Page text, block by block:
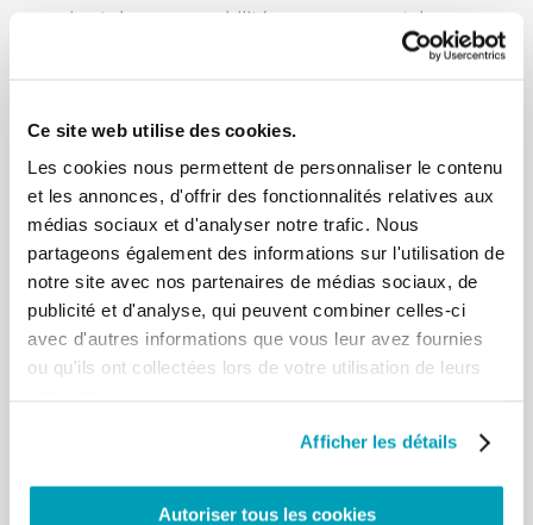
Ce site web utilise des cookies.
Les cookies nous permettent de personnaliser le contenu
et les annonces, d'offrir des fonctionnalités relatives aux
médias sociaux et d'analyser notre trafic. Nous
partageons également des informations sur l'utilisation de
notre site avec nos partenaires de médias sociaux, de
publicité et d'analyse, qui peuvent combiner celles-ci
avec d'autres informations que vous leur avez fournies
ou qu'ils ont collectées lors de votre utilisation de leurs
Afficher les détails
Autoriser tous les cookies
qui ont des responsabilités gouvernementales
mettent tout en œuvre de façon résolue pour
nous se sente concerné pour être la voix de nos
frères et sœurs, humiliés dans leur dignité »le
Pape François a dit le 8 février 2015.
Que peux-tu faire pour aider à éliminer cette plaie?
Informez-vous sur la
monde et dans ton pays.
Contacter et connaître lesorganisations qui, dans ton
pays , sont engagées contre la traite .